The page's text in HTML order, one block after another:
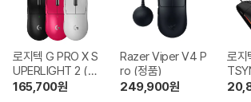
로지텍 G PRO X S
UPERLIGHT 2 (정
품)
165,700원
Razer Viper V4 P
ro (정품)
249,900원
로지